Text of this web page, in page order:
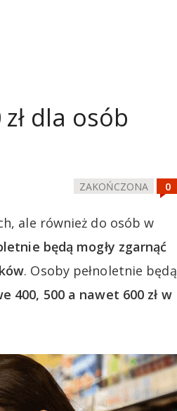
dla osób
ZAKOŃCZONA
ale również do osób w
będą mogły zgarnąć
. Osoby pełnoletnie będą
400, 500 a nawet 600 zł w